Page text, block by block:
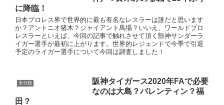
田？
2019年シーズンを矢野新監督で迎えた阪神タイガース。セリーグ
最下位すらありえる状況でしたが、奇跡の最終戦大逆転でリーグ3
位でシーズンを終えました。上述の通り、得点力がセリーグ最下
位である阪神タイガース。投手は盤石なので単純に打力さえ上が
れば、正直巨人にも負けないと筆者は考えています。
未分類
『バカ殿2019』フレアバーテン
ダーは誰？オーリーさん？どこ
で見れる？【動画】